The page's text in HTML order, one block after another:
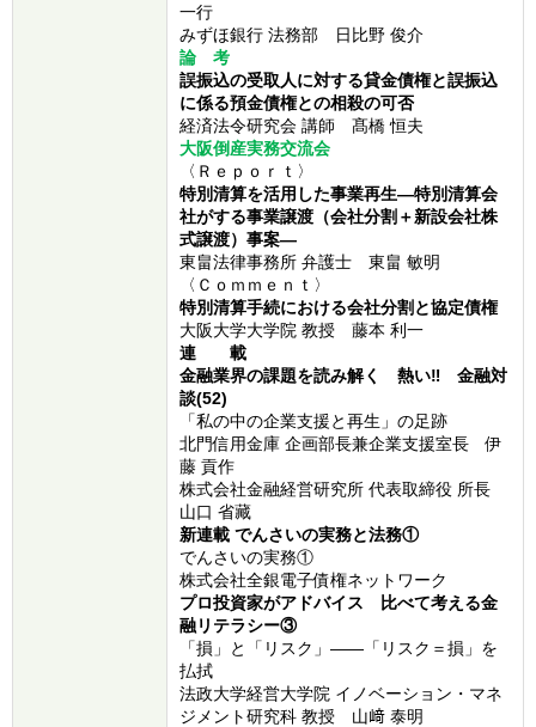
一行
みずほ銀行 法務部 日比野 俊介
論 考
誤振込の受取人に対する貸金債権と誤振込
に係る預金債権との相殺の可否
経済法令研究会 講師 髙橋 恒夫
大阪倒産実務交流会
〈Ｒｅｐｏｒｔ〉
特別清算を活用した事業再生―特別清算会
社がする事業譲渡（会社分割＋新設会社株
式譲渡）事案―
東畠法律事務所 弁護士 東畠 敏明
〈Ｃｏｍｍｅｎｔ〉
特別清算手続における会社分割と協定債権
大阪大学大学院 教授 藤本 利一
連 載
金融業界の課題を読み解く 熱い‼ 金融対
談(52)
「私の中の企業支援と再生」の足跡
北門信用金庫 企画部長兼企業支援室長 伊
藤 貢作
株式会社金融経営研究所 代表取締役 所長
山口 省藏
新連載 でんさいの実務と法務①
でんさいの実務①
株式会社全銀電子債権ネットワーク
プロ投資家がアドバイス 比べて考える金
融リテラシー③
「損」と「リスク」――「リスク＝損」を
払拭
法政大学経営大学院 イノベーション・マネ
ジメント研究科 教授 山﨑 泰明